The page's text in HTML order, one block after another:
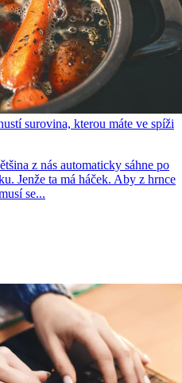
surovina, kterou máte ve spíži
z nás automaticky sáhne po
Jenže ta má háček. Aby z hrnce
se...